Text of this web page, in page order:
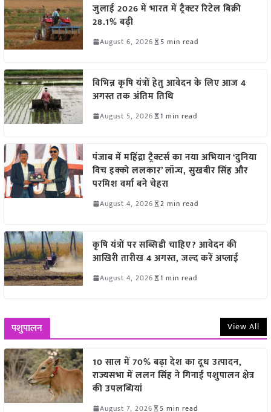
जुलाई 2026 में भारत में ट्रैक्टर रिटेल बिक्री
28.1% बढ़ी
August 6, 2026 5 min read
विभिन्न कृषि यंत्रों हेतु आवेदन के लिए आज 4
अगस्त तक अंतिम तिथि
August 5, 2026 1 min read
पंजाब में महिंद्रा ट्रैक्टर्स का नया अभियान ‘दुनिया
विच इक्को ललकार’ लॉन्च, सुखबीर सिंह और
परमिश वर्मा बने चेहरा
August 4, 2026 2 min read
कृषि यंत्रों पर सब्सिडी चाहिए? आवेदन की
आखिरी तारीख 4 अगस्त, जल्द करें अप्लाई
August 4, 2026 1 min read
पशुपालन View All
10 साल में 70% बढ़ा देश का दूध उत्पादन,
राज्यसभा में ललन सिंह ने गिनाईं पशुपालन क्षेत्र
की उपलब्धियां
August 7, 2026 5 min read